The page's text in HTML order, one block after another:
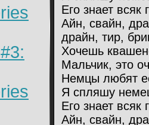
Его знает всяк
Айн, свайн,
драйн, тир,
Хочешь
Мальчик, это
Немцы любят
Я спляшу
Его знает всяк
Айн, свайн,